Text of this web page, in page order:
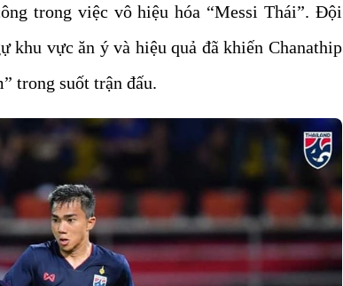
trong việc vô hiệu hóa “Messi Thái”. Đội
khu vực ăn ý và hiệu quả đã khiến Chanathip
trong suốt trận đấu.